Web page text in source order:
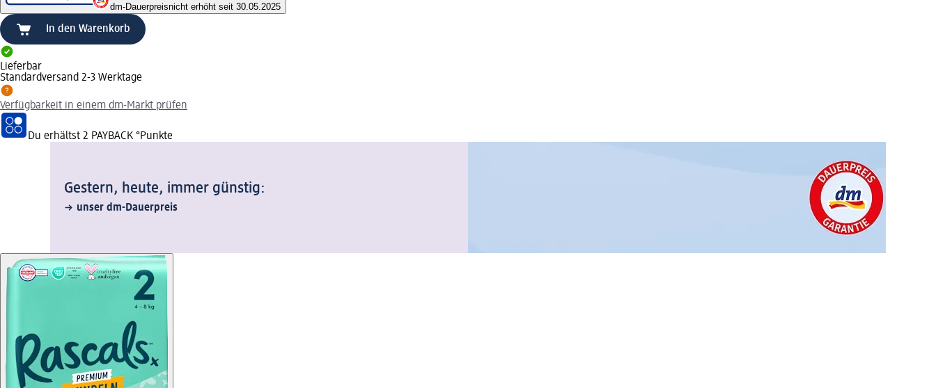
dm-Dauerpreisnicht erhöht seit 30.05.2025
In den Warenkorb
Lieferbar
Standardversand 2-3 Werktage
Verfügbarkeit in einem dm-Markt prüfen
Du erhältst 2 PAYBACK °Punkte
Gestern, heute, immer günstig:
unser dm-Dauerpreis